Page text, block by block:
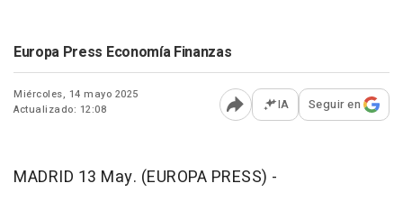
Europa Press Economía Finanzas
Miércoles, 14 mayo 2025
Actualizado: 12:08
Abrir opciones para
IA Seguir en
MADRID 13 May. (EUROPA PRESS) -